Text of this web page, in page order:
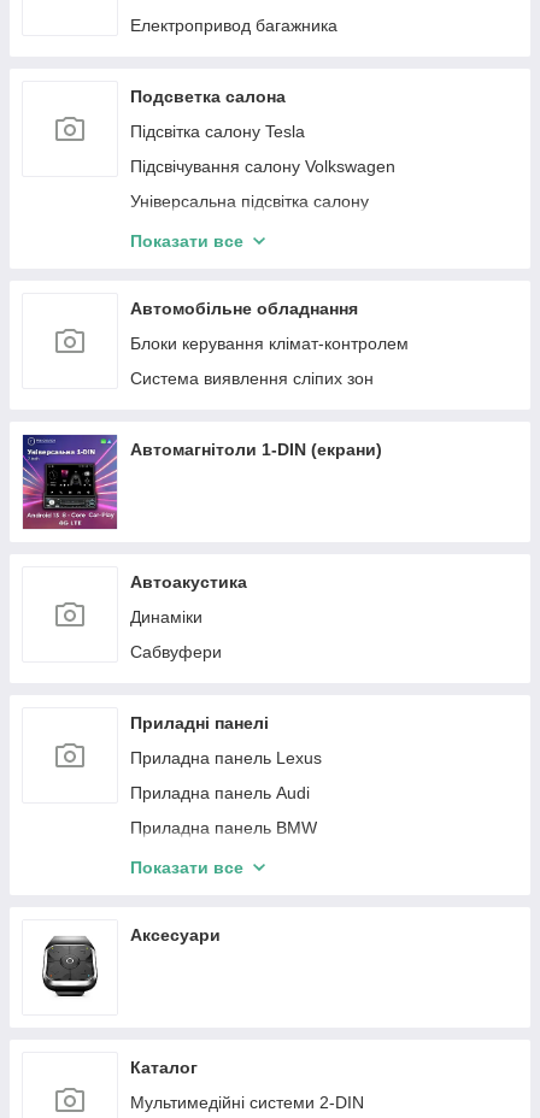
Електропривод багажника
Подсветка салона
Підсвітка салону Tesla
Підсвічування салону Volkswagen
Універсальна підсвітка салону
Підсвітка салону Mercedes-Benz
Підсвічування салону Audi
Підсвічування салону Toyota
Підсвітка салону Porsche
Підсвічування салону Ford
Підсвічування салону Land Rover
Показати все
Автомобільне обладнання
Блоки керування клімат-контролем
Система виявлення сліпих зон
Автомагнітоли 1-DIN (екрани)
Автоакустика
Динаміки
Сабвуфери
Приладні панелі
Приладна панель Lexus
Приладна панель Audi
Приладна панель BMW
Приладна панель Jeep
Приладна панель Nissan
Панель приборов Porsche
Панель приборов Skoda
Показати все
Аксесуари
Каталог
Мультимедійні системи 2-DIN